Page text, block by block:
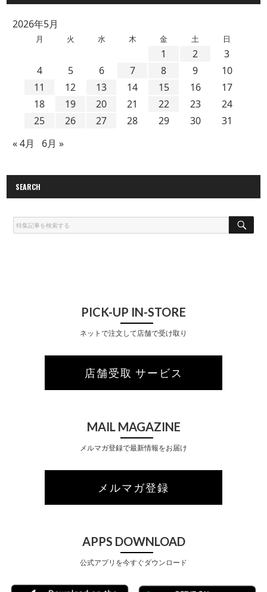
2026年5月
月 火 水 木 金 土 日
1 2
3
4
5 6 7 8 9
10
11
12 13 14 15 16
17
18
19 20 21 22 23
24
25
26 27 28 29 30
31
« 4月
6月 »
SEARCH
S
R
PICK-UP IN-STORE
ネットで注文して店舗で受け取り
店舗受取 サービス
MAIL MAGAZINE
メルマガ登録で最新情報をお届け
メルマガ登録
APPS DOWNLOAD
公式アプリを今すぐダウンロード